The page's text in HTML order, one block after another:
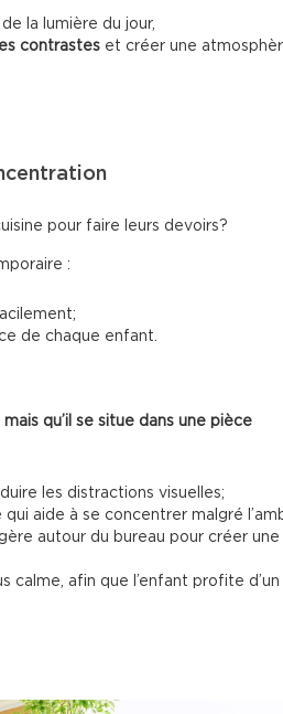
la lumière du jour,
contrastes et créer une
pour faire leurs devoirs?
:
de chaque enfant.
qu’il se situe dans une pièce
les distractions visuelles;
qui aide à se concentrer malgré
autour du bureau pour créer une
calme, afin que l’enfant profite d’un